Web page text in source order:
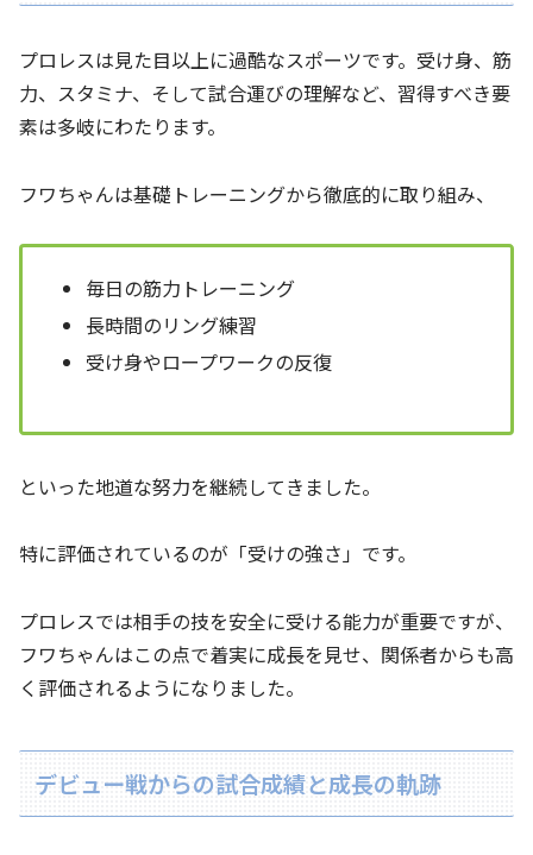
プロレスは見た目以上に過酷なスポーツです。受け身、筋
力、スタミナ、そして試合運びの理解など、習得すべき要
素は多岐にわたります。
フワちゃんは基礎トレーニングから徹底的に取り組み、
毎日の筋力トレーニング
長時間のリング練習
受け身やロープワークの反復
といった地道な努力を継続してきました。
特に評価されているのが「受けの強さ」です。
プロレスでは相手の技を安全に受ける能力が重要ですが、
フワちゃんはこの点で着実に成長を見せ、関係者からも高
く評価されるようになりました。
デビュー戦からの試合成績と成長の軌跡